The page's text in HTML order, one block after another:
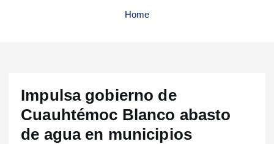
Home
Impulsa gobierno de
Cuauhtémoc Blanco abasto
de agua en municipios